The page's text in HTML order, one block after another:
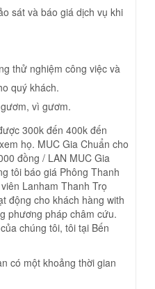
sát và báo giá dịch vụ khi
thử nghiệm công việc và
quý khách.
vì gươm.
300k đến 400k đến
họ. MUC Gia Chuẩn cho
đồng / LAN MUC Gia
tôi báo giá Phông Thanh
Lanham Thanh Trọ
động cho khách hàng with
phương pháp châm cứu.
chúng tôi, tôi tại Bến
có một khoảng thời gian